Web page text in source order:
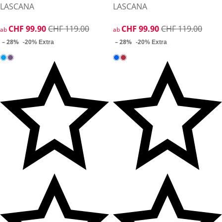
LASCANA
reduzierter Preis CHF 99.90, vorheriger Preis: CHF 119.00
ab CHF 99.90CHF 119.00
– 28% -20% Extra
LASCANA
reduzierter Preis CHF 99.90,
ab CHF 99.90CHF 119.00
– 28% -20% Extra